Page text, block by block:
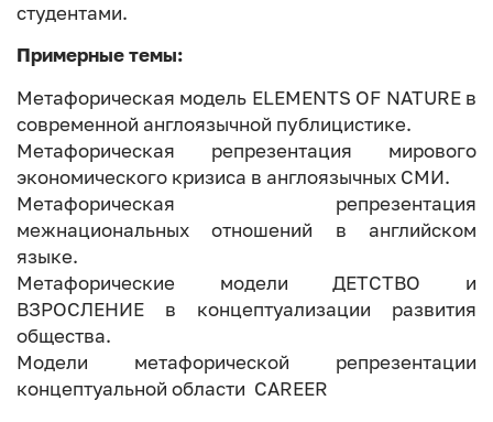
студентами.
Примерные темы:
Метафорическая модель ELEMENTS OF NATURE в
современной англоязычной публицистике.
Метафорическая репрезентация мирового
экономического кризиса в англоязычных СМИ.
Метафорическая репрезентация
межнациональных отношений в английском
языке.
Метафорические модели ДЕТСТВО и
ВЗРОСЛЕНИЕ в концептуализации развития
общества.
Модели метафорической репрезентации
концептуальной области CAREER